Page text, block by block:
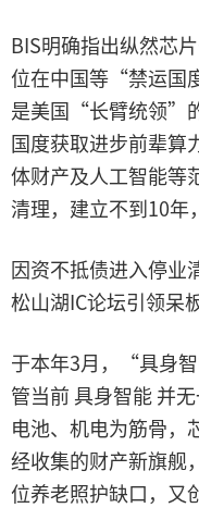
BIS明确指出纵然芯
位在中国等“禁运国
是美国“长臂统领”
国度获取进步前辈算
体财产及人工智能等
清理，建立不到10年
因资不抵债进入停业
松山湖IC论坛引领呆
于本年3月，“具身
管当前 具身智能 并
电池、机电为筋骨，
经收集的财产新旗舰
位养老照护缺口，又